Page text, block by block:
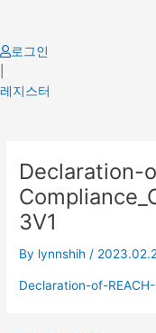
content
로그인
레지스터
Declaration-
3V1
By lynnshih /
Declaration-of-
navigation